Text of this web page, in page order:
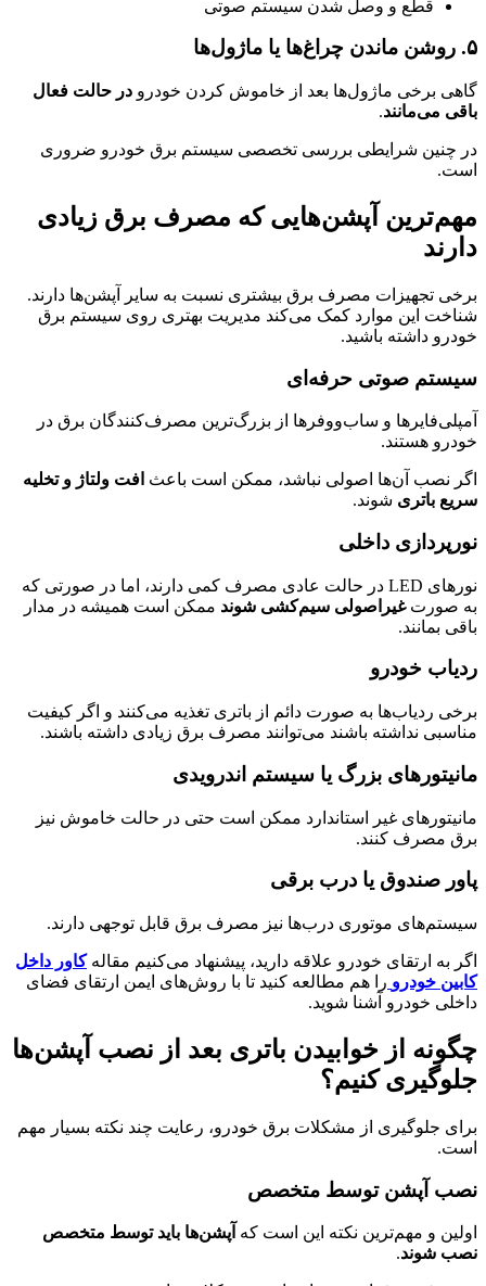
قطع و وصل شدن سیستم صوتی
۵. روشن ماندن چراغ‌ها یا ماژول‌ها
گاهی برخی ماژول‌ها بعد از خاموش کردن خودرو در حالت فعال
باقی می‌مانند.
در چنین شرایطی بررسی تخصصی سیستم برق خودرو ضروری
است.
مهم‌ترین آپشن‌هایی که مصرف برق زیادی
دارند
برخی تجهیزات مصرف برق بیشتری نسبت به سایر آپشن‌ها دارند.
شناخت این موارد کمک می‌کند مدیریت بهتری روی سیستم برق
خودرو داشته باشید.
سیستم صوتی حرفه‌ای
آمپلی‌فایرها و ساب‌ووفرها از بزرگ‌ترین مصرف‌کنندگان برق در
خودرو هستند.
اگر نصب آن‌ها اصولی نباشد، ممکن است باعث افت ولتاژ و تخلیه
سریع باتری شوند.
نورپردازی داخلی
نورهای LED در حالت عادی مصرف کمی دارند، اما در صورتی که
به صورتغیراصولی سیم‌کشی شوند ممکن است همیشه در مدار
باقی بمانند.
ردیاب خودرو
برخی ردیاب‌ها به صورت دائم از باتری تغذیه می‌کنند و اگر کیفیت
مناسبی نداشته باشند می‌توانند مصرف برق زیادی داشته باشند.
مانیتورهای بزرگ یا سیستم اندرویدی
مانیتورهای غیر استاندارد ممکن است حتی در حالت خاموش نیز
برق مصرف کنند.
پاور صندوق یا درب برقی
سیستم‌های موتوری درب‌ها نیز مصرف برق قابل توجهی دارند.
اگر به ارتقای خودرو علاقه دارید، پیشنهاد می‌کنیم مقالهکاور داخل
کابین خودرو را هم مطالعه کنید تا با روش‌های ایمن ارتقای فضای
داخلی خودرو آشنا شوید.
چگونه از خوابیدن باتری بعد از نصب آپشن‌ها
جلوگیری کنیم؟
برای جلوگیری از مشکلات برق خودرو، رعایت چند نکته بسیار مهم
است.
نصب آپشن توسط متخصص
اولین و مهم‌ترین نکته این است که آپشن‌ها باید توسط متخصص
نصب شوند.